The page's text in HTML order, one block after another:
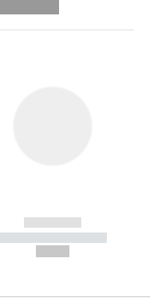
------------
-----------